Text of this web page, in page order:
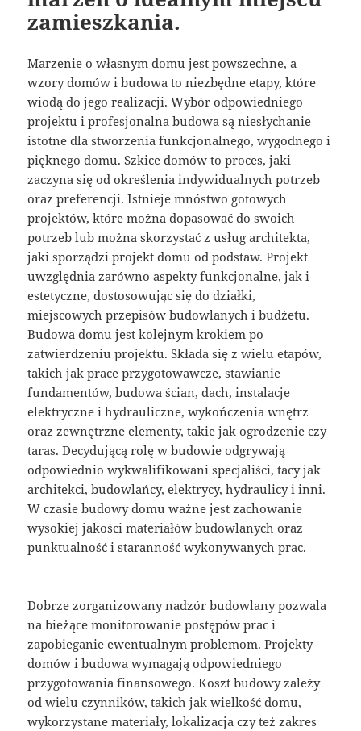
zamieszkania.
Marzenie o własnym domu jest powszechne, a
wzory domów i budowa to niezbędne etapy, które
wiodą do jego realizacji. Wybór odpowiedniego
projektu i profesjonalna budowa są niesłychanie
istotne dla stworzenia funkcjonalnego, wygodnego i
pięknego domu. Szkice domów to proces, jaki
zaczyna się od określenia indywidualnych potrzeb
oraz preferencji. Istnieje mnóstwo gotowych
projektów, które można dopasować do swoich
potrzeb lub można skorzystać z usług architekta,
jaki sporządzi projekt domu od podstaw. Projekt
uwzględnia zarówno aspekty funkcjonalne, jak i
estetyczne, dostosowując się do działki,
miejscowych przepisów budowlanych i budżetu.
Budowa domu jest kolejnym krokiem po
zatwierdzeniu projektu. Składa się z wielu etapów,
takich jak prace przygotowawcze, stawianie
fundamentów, budowa ścian, dach, instalacje
elektryczne i hydrauliczne, wykończenia wnętrz
oraz zewnętrzne elementy, takie jak ogrodzenie czy
taras. Decydującą rolę w budowie odgrywają
odpowiednio wykwalifikowani specjaliści, tacy jak
architekci, budowlańcy, elektrycy, hydraulicy i inni.
W czasie budowy domu ważne jest zachowanie
wysokiej jakości materiałów budowlanych oraz
punktualność i staranność wykonywanych prac.
Dobrze zorganizowany nadzór budowlany pozwala
na bieżące monitorowanie postępów prac i
zapobieganie ewentualnym problemom. Projekty
domów i budowa wymagają odpowiedniego
przygotowania finansowego. Koszt budowy zależy
od wielu czynników, takich jak wielkość domu,
wykorzystane materiały, lokalizacja czy też zakres